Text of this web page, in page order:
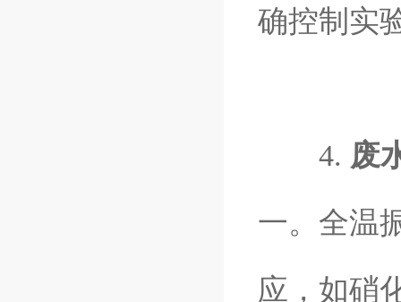
确控制实
4. 废
一。全温
应，如硝